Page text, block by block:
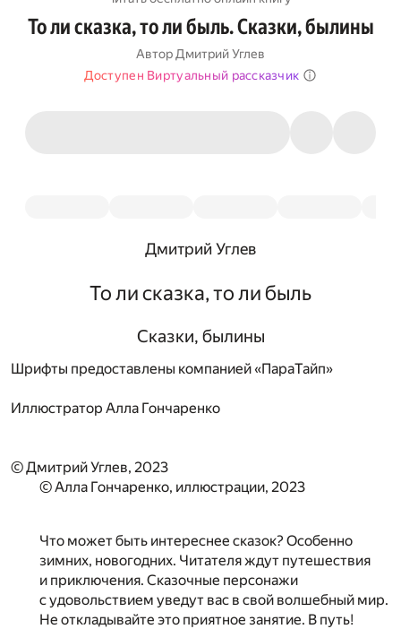
То ли сказка, то ли быль. Сказки, былины
Автор Дмитрий Углев
Доступен Виртуальный рассказчик
Дмитрий Углев
То ли сказка, то ли быль
Сказки, былины
Шрифты предоставлены компанией «ПараТайп»
Иллюстратор Алла Гончаренко
© Дмитрий Углев, 2023
© Алла Гончаренко, иллюстрации, 2023
Что может быть интереснее сказок? Особенно
зимних, новогодних. Читателя ждут путешествия
и приключения. Сказочные персонажи
с удовольствием уведут вас в свой волшебный мир.
Не откладывайте это приятное занятие. В путь!